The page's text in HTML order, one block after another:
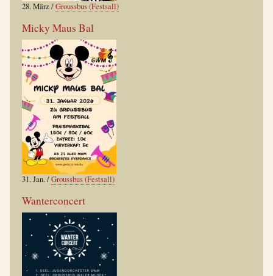
28. März/Groussbus (Festsall)
Micky Maus Bal
31. Jan./Groussbus (Festsall)
Wanterconcert